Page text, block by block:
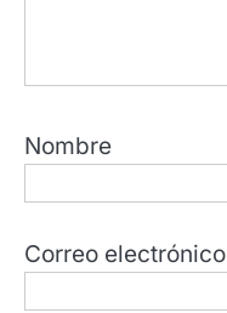
Nombre
Correo electrónico